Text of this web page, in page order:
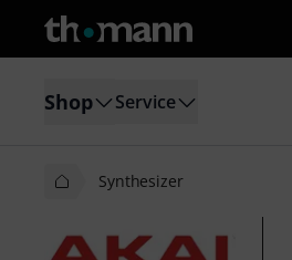
Shop Service
Synthesizer